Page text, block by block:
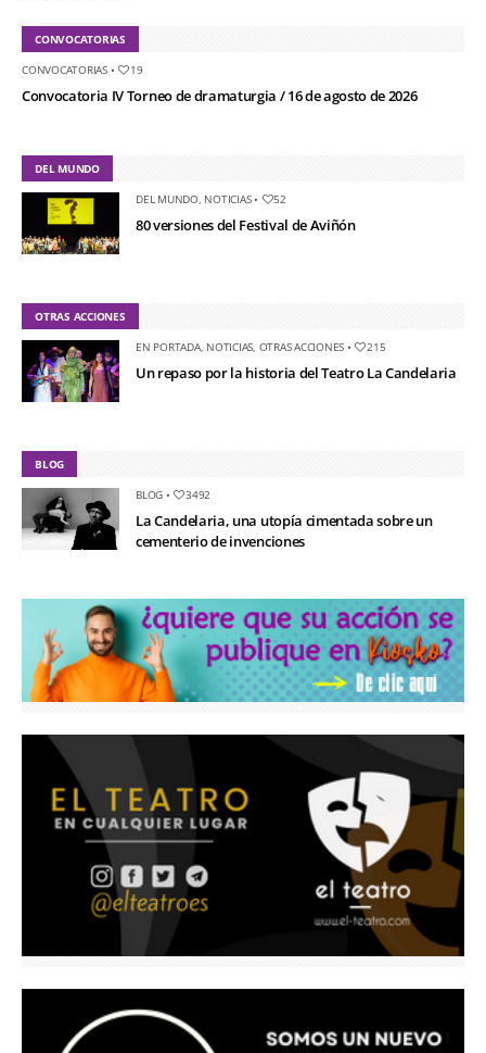
CONVOCATORIAS
CONVOCATORIAS• 19
Convocatoria IV Torneo de dramaturgia / 16 de agosto de 2026
DEL MUNDO
DEL MUNDO, NOTICIAS• 52
80 versiones del Festival de Aviñón
OTRAS ACCIONES
EN PORTADA, NOTICIAS OTRAS ACCIONES • 215
Un repaso por la historia del Teatro La Candelaria
BLOG
BLOG • 3492
La Candelaria, una utopía cimentada sobre un
cementerio de invenciones